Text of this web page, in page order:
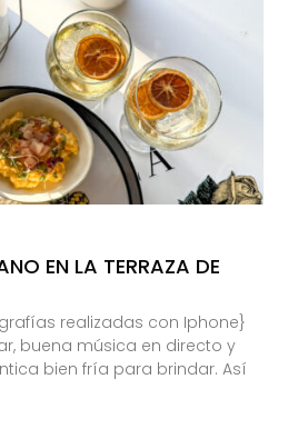
EN LA TERRAZA DE
realizadas con Iphone}
buena música en directo y
bien fría para brindar. Así